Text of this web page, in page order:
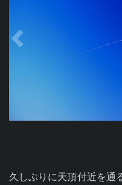
久しぶりに天頂付近を通